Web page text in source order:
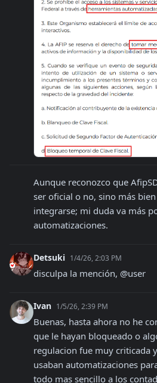
Aunque reconozco que
ser oficial o no, sino más
integrarse; mi duda va más
automatizaciones.
Detsuki 1/4/26, 2:03 PM
disculpa la mención, @user
Ivan 1/5/26, 2:39 PM
Buenas, hasta ahora no he
que le hayan bloqueado o
regulacion fue muy criticada
usaban automatizaciones
todo mas sencillo a los